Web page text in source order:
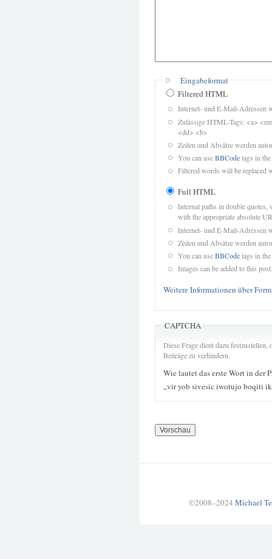
Eingabeformat
Filtered HTML
Internet- und E-Mail-Adressen
Zulässige HTML-Tags: <a>
<dd> <b>
Zeilen und Absätze werden
You can useBBCodetags in
Filtered words will be replaced
Full HTML
Internal paths in double quotes,
with the appropriate absolute
Internet- und E-Mail-Adressen
Zeilen und Absätze werden
You can useBBCodetags in
Images can be added to this post.
Weitere Informationen über
CAPTCHA
Diese Frage dient dazu
Beiträge zu verhindern.
Wie lautet das erste Wort in der
„vir yob sivesic iwotujo boqiti
©2008–2024 Michael